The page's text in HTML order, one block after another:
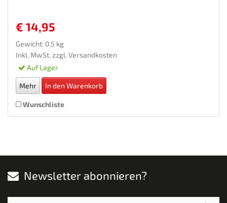
€ 14,95
Gewicht: 0.5 kg
Inkl. MwSt. zzgl. Versandkosten
Auf Lager
Mehr In den Warenkorb
Wunschliste
Newsletter abonnieren?